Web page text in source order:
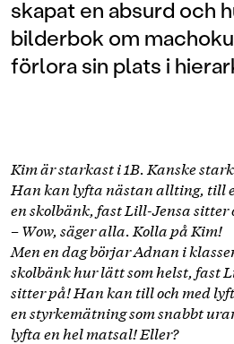
skapat en absurd och
bilderbok om
förlora sin plats i
Kim är starkast i 1B. Kanske
Han kan lyfta nästan allting, till
en skolbänk, fast Lill-Jensa sitter
– Wow, säger alla. Kolla på Kim!
Men en dag börjar Adnan i
skolbänk hur lätt som helst, fast
sitter på! Han kan till och med
en styrkemätning som snabbt
lyfta en hel matsal! Eller?